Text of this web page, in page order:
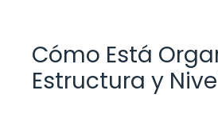
Cómo Está
Estructura y